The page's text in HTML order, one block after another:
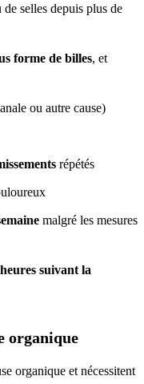
de selles depuis plus de
forme de billes, et
ou autre cause)
répétés
malgré les mesures
suivant la
organique
organique et nécessitent